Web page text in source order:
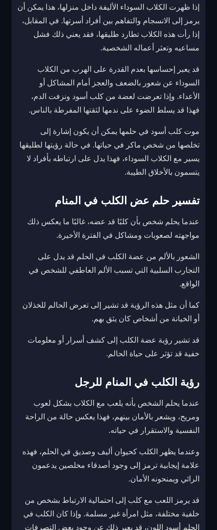
إذا ظهرت الكلاب السوداء الأليفة داخل منزلها، هذا يمكن أن
يرمز إلى الانسجام والتفاهم بين أفراد أسرتها. في المقابل،
إذا رأت هذه الكلاب تطارد طليقها، فقد يعني ذلك فشل
مساعيه وتعثر أعماله الشخصية.
قد يعبر إحساسها بعدم القدرة على الهرب من الكلاب
السوداء عن شعور بالضعف والعجز أمام المشاكل أو
الأعداء. وإذا تعرضت لعضة من كلب أسود ونزفت الدم،
فهذا قد يسلط الضوء على ندمها لثقتها المفرطة بالناس.
موت كلب أسود في حلمها يمكن أن يكون إشارة إلى
تخلصها من شخص ماكر في حياتها. في حالة رؤيتها لطليقها
يسير مع الكلاب السوداء، فهذا يدل على ارتباطه بأفراد لا
يتسمون بالأخلاق الطيبة.
تفسير حلم عض الكلب في المنام
عندما يحلم شخص بأن كلبًا قد عضه، غالبًا ما يعكس ذلك
مواجهته لصعوبات ومشاكل في الفترة الأخيرة.
الشعور بالألم من عضة الكلب في الحلم قد يدل على
التجارب السلبية التي تسبب الألم العاطفي للشخص في
الواقع.
كما أن مثل هذه الرؤية قد تشير إلى تعرض الحالم للخذلان
أو الخيانة من أشخاص كان يثق بهم.
قد تشير رؤية عضة الكلب إلى كشف أسرار أو معلومات
خفية قد تؤثر على حياة الحالم.
رؤية الكلب في المنام للرجل
عندما يحلم الشخص بأنه يلعب مع الكلاب بشكل لعوب
ومريح، ويشعر بالأمان بينهم، فهذا يعكس حالة من الراحة
النفسية والاستقرار في حياته.
وعندما يظهر الكلب كحيوان أليف وصديق في الحلم، فهذه
علامة إيجابية ترمز إلى وجود أصدقاء مخلصين يدعمون
الرائي ويمنحونه الأمان.
قد يرمز اللعب مع كلب إلى احتمالية الارتباط بشخص من
خلفية مختلفة، مثل امرأة غير مسلمة. وإذا كان الكلب في
الحلم أسود اللون، قد يعبر ذلك عن وجود بعض التصرفات